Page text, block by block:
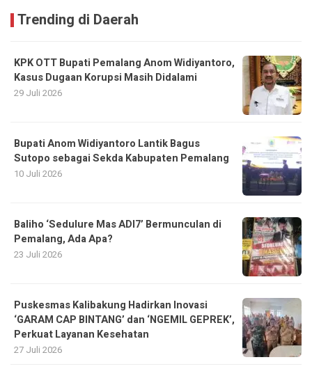
Trending di Daerah
KPK OTT Bupati Pemalang Anom Widiyantoro,
Kasus Dugaan Korupsi Masih Didalami
29 Juli 2026
Bupati Anom Widiyantoro Lantik Bagus
Sutopo sebagai Sekda Kabupaten Pemalang
10 Juli 2026
Baliho ‘Sedulure Mas ADI7’ Bermunculan di
Pemalang, Ada Apa?
23 Juli 2026
Puskesmas Kalibakung Hadirkan Inovasi
‘GARAM CAP BINTANG’ dan ‘NGEMIL GEPREK’,
Perkuat Layanan Kesehatan
27 Juli 2026